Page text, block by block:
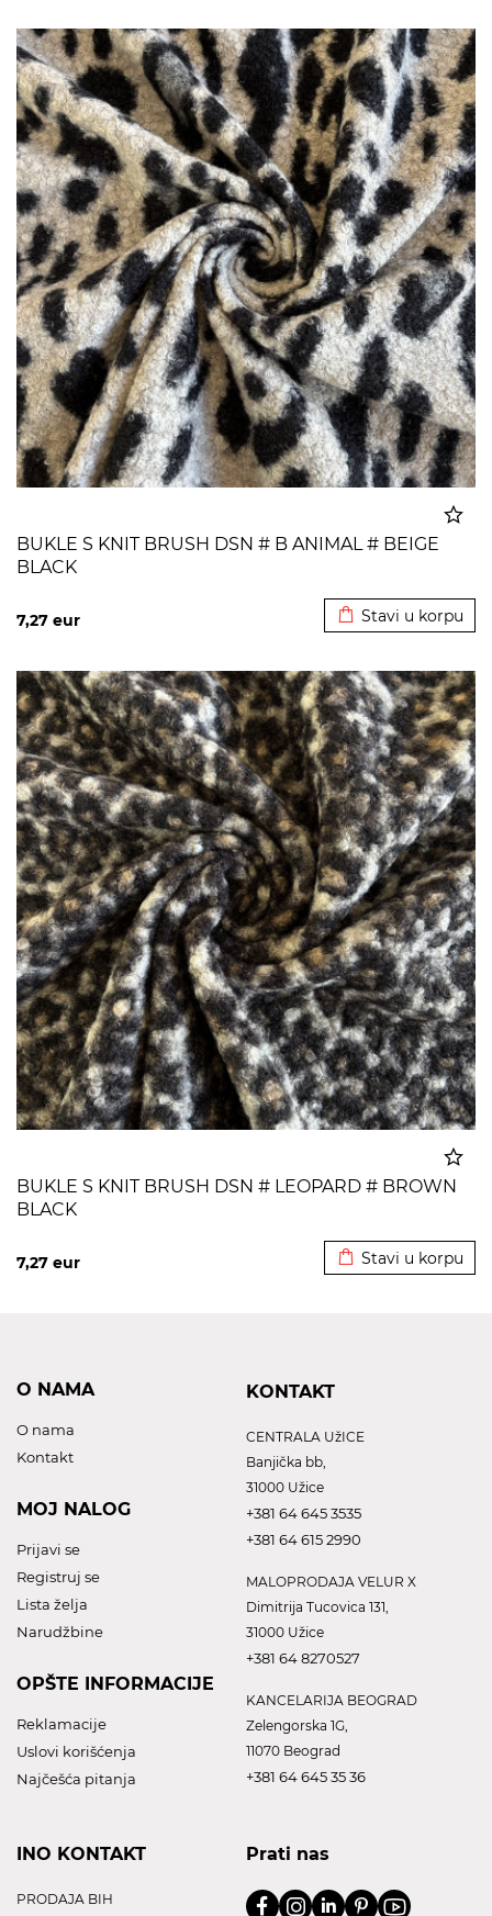
BUKLE S KNIT BRUSH DSN # B ANIMAL # BEIGE
BLACK
7,27 eur Stavi u korpu
BUKLE S KNIT BRUSH DSN # LEOPARD # BROWN
BLACK
7,27 eur Stavi u korpu
O NAMA
O nama
Kontakt
MOJ NALOG
Prijavi se
Registruj se
Lista želja
Narudžbine
OPŠTE INFORMACIJE
Reklamacije
Uslovi korišćenja
Najčešća pitanja
KONTAKT
CENTRALA UžICE
Banjička bb,
31000 Užice
+381 64 645 3535
+381 64 615 2990
MALOPRODAJA VELUR X
Dimitrija Tucovica 131,
31000 Užice
+381 64 8270527
KANCELARIJA BEOGRAD
Zelengorska 1G,
11070 Beograd
+381 64 645 35 36
INO KONTAKT
PRODAJA BIH
Prati nas